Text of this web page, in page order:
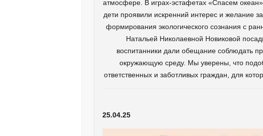
атмосфере. В играх-эстафетах «Спасем
дети проявили искренний интерес и желание
формирования экологического сознания с
Натальей Николаевной Новиковой
воспитанники дали обещание соблюдать
окружающую среду. Мы уверены, что
ответственных и заботливых граждан, для
25.04.25